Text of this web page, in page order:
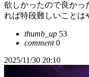
欲しかったので良かっ
れば特段難しいことは
thumb_up 53
comment0
2025/11/30 20:10